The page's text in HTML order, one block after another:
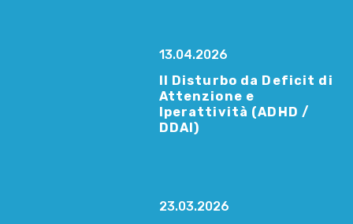
13.04.2026
Il Disturbo da Deficit di
Attenzione e
Iperattività (ADHD /
DDAI)
23.03.2026